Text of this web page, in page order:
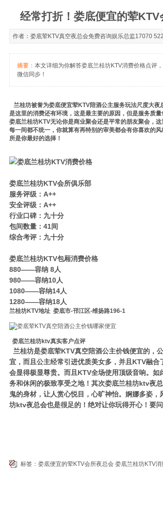
经常打折！娄底便宜的荤
作者：娄底荤KTV真空夜总会免费咨询娱乐总监17070
摘要： 本文详细为你解答娄底兰桂坊KTV消费价格点评
微信同步！
兰桂坊被誉为娄底便宜荤KTV陪酒公主服务玩法尺度大
是这里的消费还有环境，这是最主要的原因，但是服务质
娄底兰桂坊KTV无论你是商业聚会还是平常的朋友聚会，
每一间都不统一，你就算有再特别的审美都会有你喜欢的
所是你最好的选择！
娄底兰桂坊KTV会所俱乐部
服务评级：A++
安全评级：A++
行业口碑：九十分
包间数量：41间
综合考评：九十分
娄底兰桂坊KTV包厢消费价格
880——容纳 8人
980——容纳10人
1080——容纳14人
1280——容纳18人
兰桂坊KTV地址 娄底市-邗江区-维扬路196-1
娄底兰桂坊ktv真实客户点评
兰桂坊是娄底荤KTV真空陪酒公主价钱便宜的，
宜，而且公主经常引进优质美女多，并且KTV融
会显得极显尊贵。而且KTV全场使用顶级音响。
务和休闲的极致享受之地！其次娄底兰桂坊ktv夜
鬼的身材，让人赏心悦目，心旷神怡。婀娜多姿
坊ktv夜总会也是很足的！绝对让你玩得开心！要
标签： 娄底便宜的荤KTV会所夜总会 娄底兰桂坊KTV